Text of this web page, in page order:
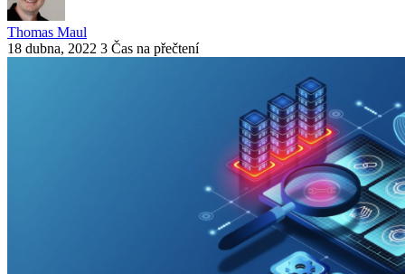
Thomas Maul
18 dubna, 2022 3 Čas na přečtení